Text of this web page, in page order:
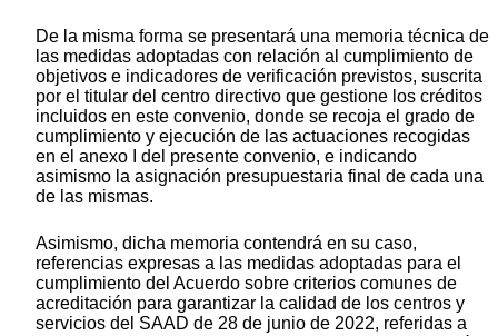
De la misma forma se presentará una memoria técnica de
las medidas adoptadas con relación al cumplimiento de
objetivos e indicadores de verificación previstos, suscrita
por el titular del centro directivo que gestione los créditos
incluidos en este convenio, donde se recoja el grado de
cumplimiento y ejecución de las actuaciones recogidas
en el anexo I del presente convenio, e indicando
asimismo la asignación presupuestaria final de cada una
de las mismas.
Asimismo, dicha memoria contendrá en su caso,
referencias expresas a las medidas adoptadas para el
cumplimiento del Acuerdo sobre criterios comunes de
acreditación para garantizar la calidad de los centros y
servicios del SAAD de 28 de junio de 2022, referidas a